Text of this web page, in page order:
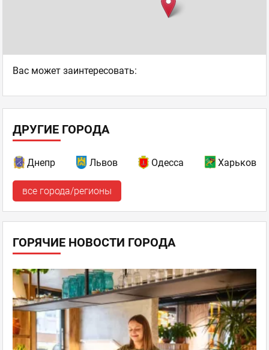
Ваc может заинтересовать:
ДРУГИЕ ГОРОДА
Днепр Львов Одесса Харьков
все города/регионы
ГОРЯЧИЕ НОВОСТИ ГОРОДА